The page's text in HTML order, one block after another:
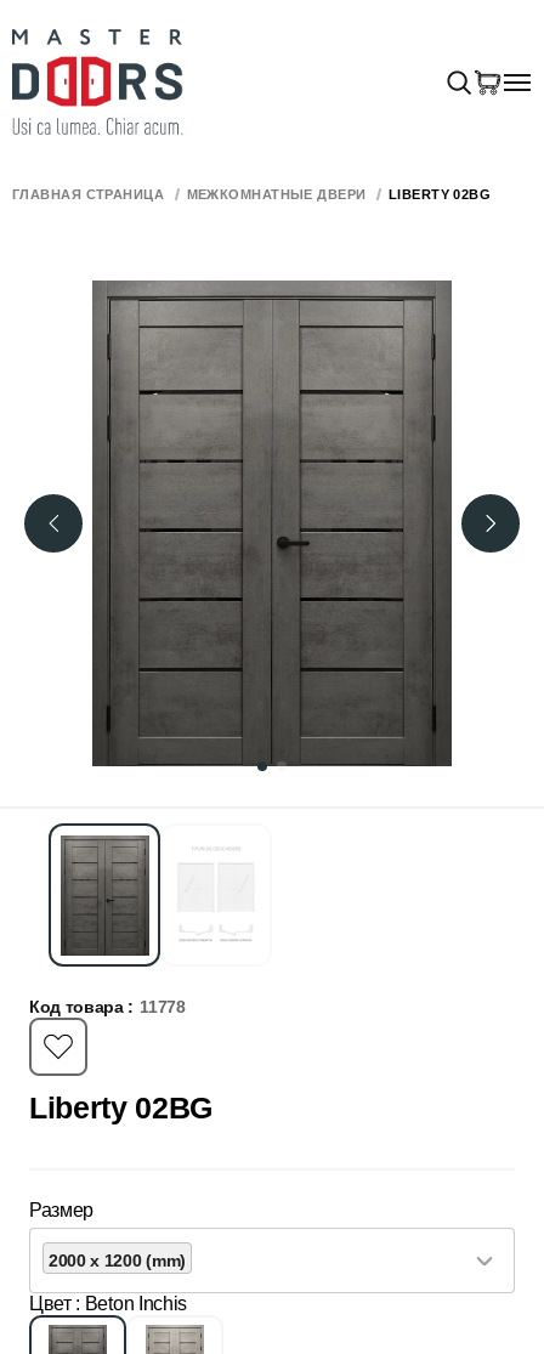
ГЛАВНАЯ СТРАНИЦА МЕЖКОМНАТНЫЕ ДВЕРИ LIBERTY 02BG
Код товара : 11778
Liberty 02BG
Размер
2000 x 1200 (mm)
Цвет : Beton Inchis